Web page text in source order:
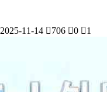
2025-11-14 706 0 1